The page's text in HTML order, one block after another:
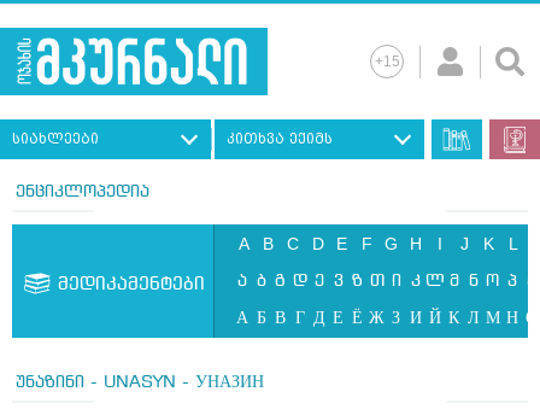
სიახლეები კითხვა ექიმს
ენციკლოპედია
მედიკამენტები
A B C D E F G H I J K L
ა ბ გ დ ე ვ ზ თ ი კ ლ მ ნ ო პ ჟ
А Б В Г Д Е Ё Ж З И Й К Л М Н О
უნაზინი - UNASYN - УНАЗИН